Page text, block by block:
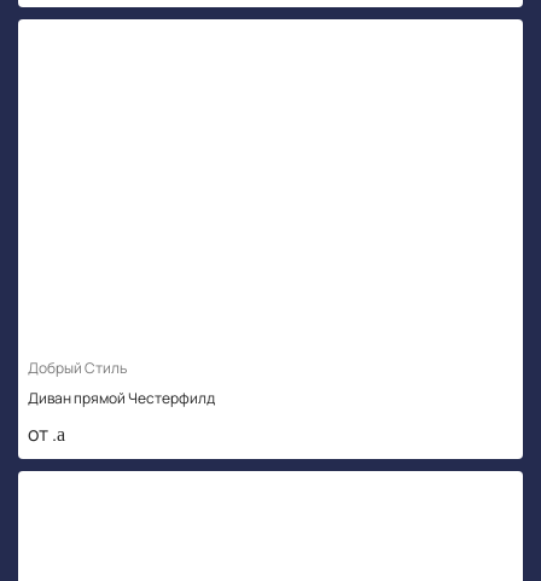
Добрый Стиль
Диван прямой Честерфилд
от .